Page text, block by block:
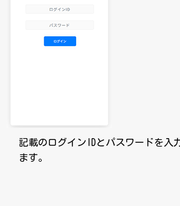
記載のログインIDとパスワードを入
ます。